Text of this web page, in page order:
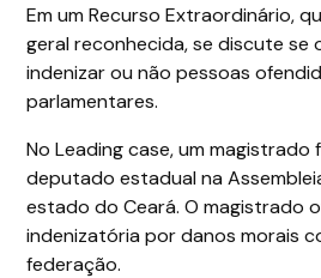
Em um Recurso Extraordinário,
geral reconhecida, se discute se
indenizar ou não pessoas
parlamentares.
No Leading case, um
deputado estadual na
estado do Ceará. O magistrado
indenizatória por danos morais
federação.